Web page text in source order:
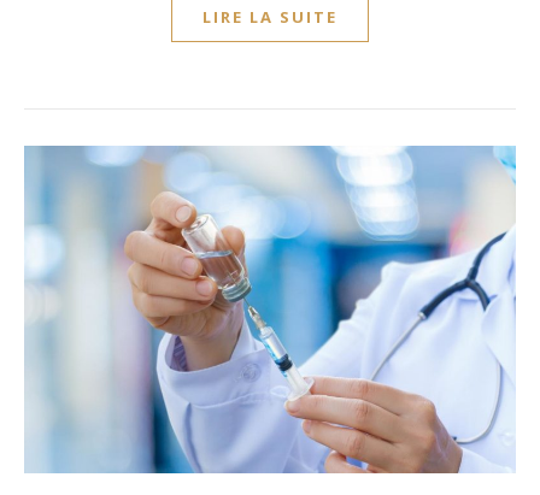
LIRE LA SUITE